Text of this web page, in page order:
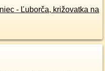
- Ľuborča, križovatka na